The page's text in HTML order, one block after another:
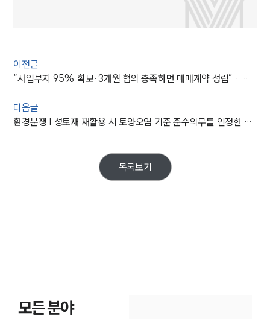
이전글
“사업부지 95% 확보·3개월 협의 충족하면 매매계약 성립”…개발이익 포함 시가 인정한 판결
다음글
환경분쟁 | 성토재 재활용 시 토양오염 기준 준수의무를 인정한 대법원 판결
목록보기
모든 분야